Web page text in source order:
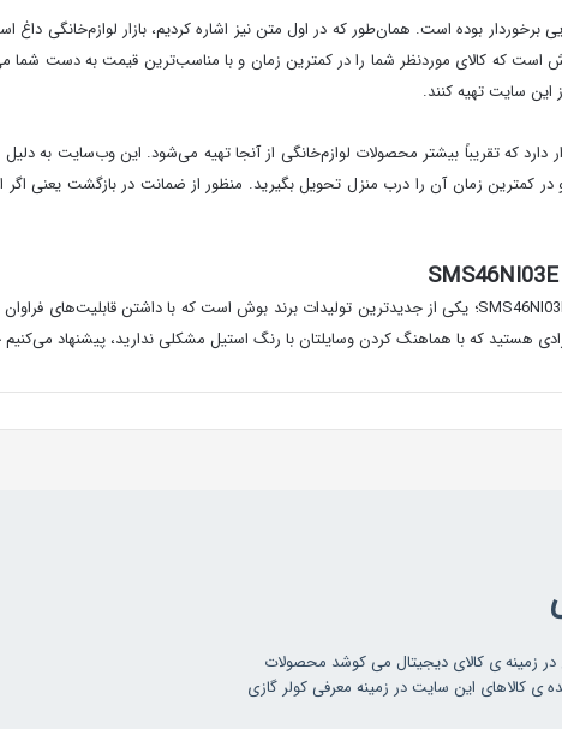
بوده است. همان‌طور که در اول متن نیز اشاره کردیم، بازار لوازم‌خانگی داغ
است که کالای موردنظر شما را در کمترین زمان و با مناسب‌ترین قیمت به
این سایت تهیه کنند.
که تقریباً بیشتر محصولات لوازم‌خانگی از آنجا تهیه می‌شود. این وب‌سایت به دلیل
کمترین زمان آن را درب منزل تحویل بگیرید. منظور از ضمانت در بازگشت یعنی
هستید که با هماهنگ کردن وسایلتان با رنگ استیل مشکلی ندارید، پیشنهاد
زمینه ی کالای دیجیتال می کوشد محصولات
ی کالاهای این سایت در زمینه معرفی کولر گازی